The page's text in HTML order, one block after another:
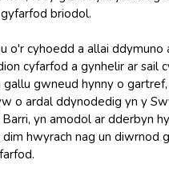
briodol.
o'r cyhoedd a allai ddymuno
cyfarfod a gynhelir ar sail
gallu gwneud hynny o
o ardal ddynodedig yn y
yn amodol ar dderbyn
hwyrach nag un diwrnod